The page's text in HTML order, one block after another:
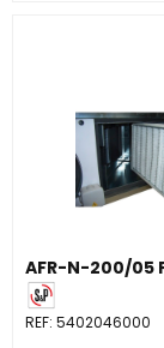
REF: 5402046000